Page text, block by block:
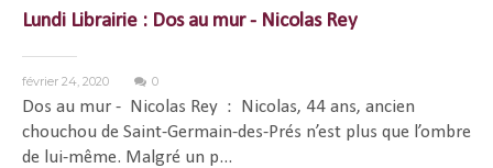
Lundi Librairie : Dos au mur - Nicolas Rey
février 24, 2020 0
Dos au mur - Nicolas Rey : Nicolas, 44 ans, ancien
chouchou de Saint-Germain-des-Prés n’est plus que l’ombre
de lui-même. Malgré un p...